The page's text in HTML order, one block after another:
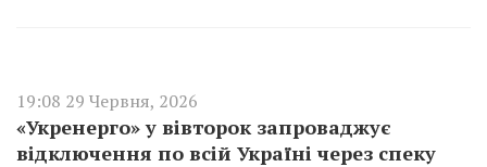
19:08 29 Червня, 2026
«Укренерго» у вівторок запроваджує
відключення по всій Україні через спеку